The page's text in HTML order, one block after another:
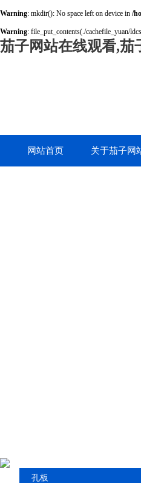
Warning: mkdir(): No space left on device in /
Warning: file_put_contents(./cachefile_yuan/
茄子网站在线观看,茄
网站首页 关于茄子网
孔板